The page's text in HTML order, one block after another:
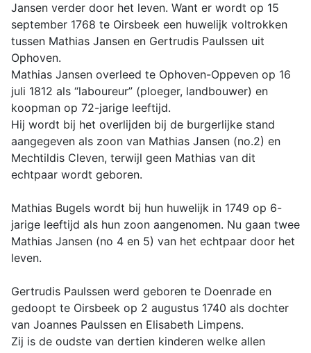
Jansen verder door het leven. Want er wordt op 15
september 1768 te Oirsbeek een huwelijk voltrokken
tussen Mathias Jansen en Gertrudis Paulssen uit
Ophoven.
Mathias Jansen overleed te Ophoven-Oppeven op 16
juli 1812 als “laboureur” (ploeger, landbouwer) en
koopman op 72-jarige leeftijd.
Hij wordt bij het overlijden bij de burgerlijke stand
aangegeven als zoon van Mathias Jansen (no.2) en
Mechtildis Cleven, terwijl geen Mathias van dit
echtpaar wordt geboren.
Mathias Bugels wordt bij hun huwelijk in 1749 op 6-
jarige leeftijd als hun zoon aangenomen. Nu gaan twee
Mathias Jansen (no 4 en 5) van het echtpaar door het
leven.
Gertrudis Paulssen werd geboren te Doenrade en
gedoopt te Oirsbeek op 2 augustus 1740 als dochter
van Joannes Paulssen en Elisabeth Limpens.
Zij is de oudste van dertien kinderen welke allen